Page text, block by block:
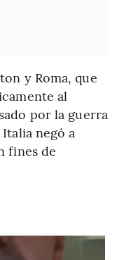
y Roma, que
al
por la guerra
negó a
fines de